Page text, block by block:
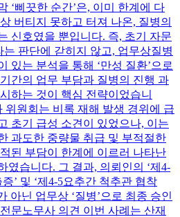
‘삐끗한 순간’은, 이미 한계에 다
버티지 못하고 터져 나온, 질병의
신호였을 뿐입니다. 즉, 초기 자문
는 판단에 갇히지 않고, 업무상질병
있는 분석을 통해 ‘만성 질환’으로
간의 업무 부담과 질병의 진행 과
하는 것이 핵심 전략이었습니
원회는 비록 재해 발생 경위에 급
초기 급성 소견이 있었으나, 이는
과도한 중량물 취급 및 부적절한
된 부담이 한계에 이르러 나타난
였습니다. 그 결과, 의뢰인의 ‘제4-
’ 및 ‘제4-5요추간 척추관 협착
아닌 업무상 ‘질병’으로 최종 승인
문노무사 의견 이번 사례는 산재